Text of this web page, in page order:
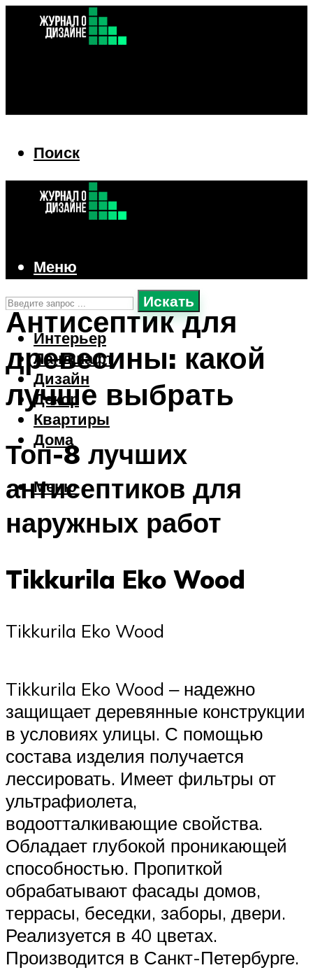
Поиск
Искать
Интерьер
Ландшафт
Дизайн
Декор
Квартиры
Дома
Меню
Меню
Антисептик для
древесины: какой
лучше выбрать
Топ-8 лучших
антисептиков для
наружных работ
Tikkurila Eko Wood
Tikkurila Eko Wood
Tikkurila Eko Wood ‒ надежно
защищает деревянные конструкции
в условиях улицы. С помощью
состава изделия получается
лессировать. Имеет фильтры от
ультрафиолета,
водоотталкивающие свойства.
Обладает глубокой проникающей
способностью. Пропиткой
обрабатывают фасады домов,
террасы, беседки, заборы, двери.
Реализуется в 40 цветах.
Производится в Санкт-Петербурге.